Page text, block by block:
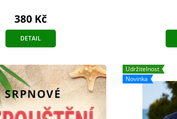
380 Kč
DETAIL
Udržitelnost
Novinka